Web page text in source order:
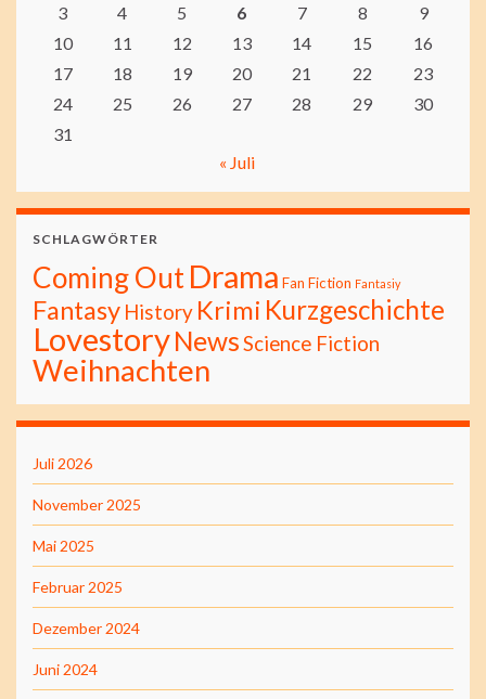
3
4 5 6 7 8
9
10
11 12 13 14 15
16
17
18 19 20 21 22
23
24
25 26 27 28 29
30
31
« Juli
SCHLAGWÖRTER
Coming OutDrama Fan Fiction Fantasiy
Fantasy History Krimi Kurzgeschichte
LovestoryNewsScience Fiction
Weihnachten
Juli 2026
November 2025
Mai 2025
Februar 2025
Dezember 2024
Juni 2024